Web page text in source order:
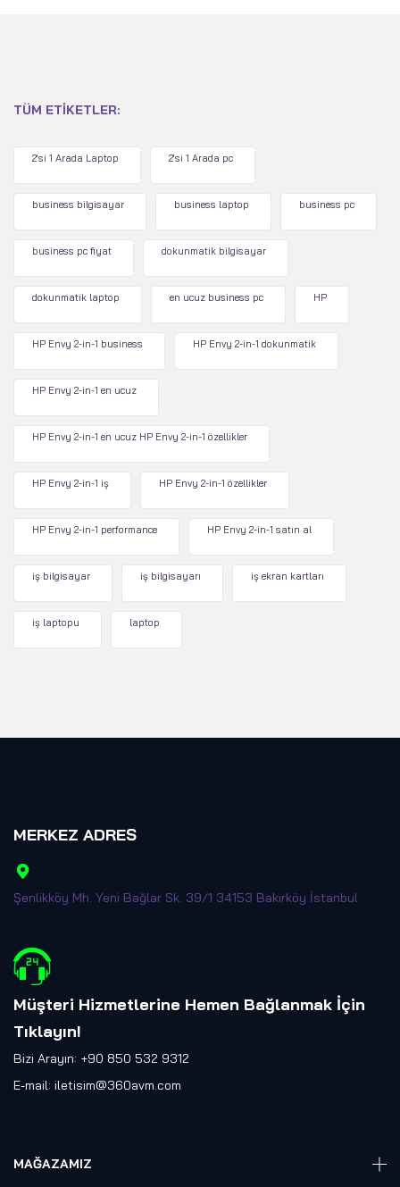
TÜM ETIKETLER:
2'si 1 Arada Laptop 2'si 1 Arada pc
business bilgisayar business laptop business pc
business pc fiyat dokunmatik bilgisayar
dokunmatik laptop en ucuz business pc HP
HP Envy 2-in-1 business HP Envy 2-in-1 dokunmatik
HP Envy 2-in-1 en ucuz
HP Envy 2-in-1 en ucuz HP Envy 2-in-1 özellikler
HP Envy 2-in-1 iş HP Envy 2-in-1 özellikler
HP Envy 2-in-1 performance HP Envy 2-in-1 satın al
iş bilgisayar iş bilgisayarı iş ekran kartları
iş laptopu laptop
MERKEZ ADRES
Şenlikköy Mh. Yeni Bağlar Sk. 39/1 34153 Bakırköy İstanbul
Müşteri Hizmetlerine Hemen Bağlanmak İçin
Tıklayın!
Bizi Arayın: +90 850 532 9312
E-mail: iletisim@360avm.com
MAĞAZAMIZ